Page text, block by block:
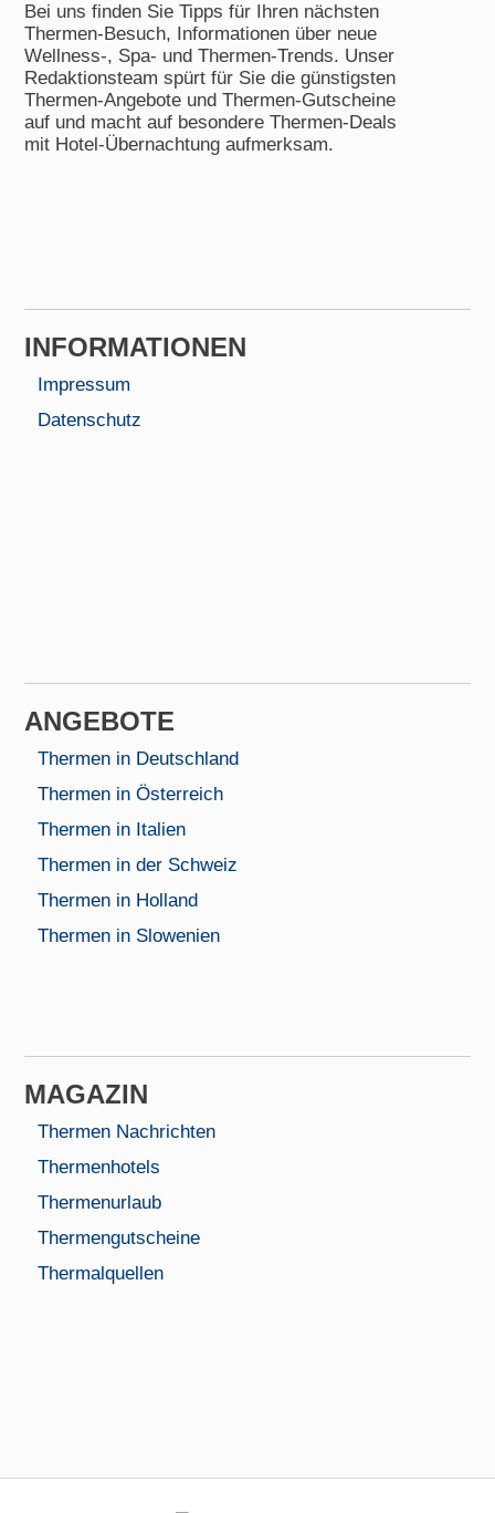
Bei uns finden Sie Tipps für Ihren nächsten
Thermen-Besuch, Informationen über neue
Wellness-, Spa- und Thermen-Trends. Unser
Redaktionsteam spürt für Sie die günstigsten
Thermen-Angebote und Thermen-Gutscheine
auf und macht auf besondere Thermen-Deals
mit Hotel-Übernachtung aufmerksam.
INFORMA­TIONEN
Impressum
Datenschutz
AN­GEBOTE
Thermen in Deutschland
Thermen in Österreich
Thermen in Italien
Thermen in der Schweiz
Thermen in Holland
Thermen in Slowenien
MAGAZIN
Thermen Nachrichten
Thermenhotels
Thermenurlaub
Thermengutscheine
Thermalquellen